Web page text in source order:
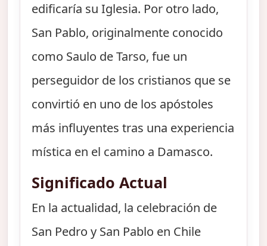
edificaría su Iglesia. Por otro lado,
San Pablo, originalmente conocido
como Saulo de Tarso, fue un
perseguidor de los cristianos que se
convirtió en uno de los apóstoles
más influyentes tras una experiencia
mística en el camino a Damasco.
Significado Actual
En la actualidad, la celebración de
San Pedro y San Pablo en Chile